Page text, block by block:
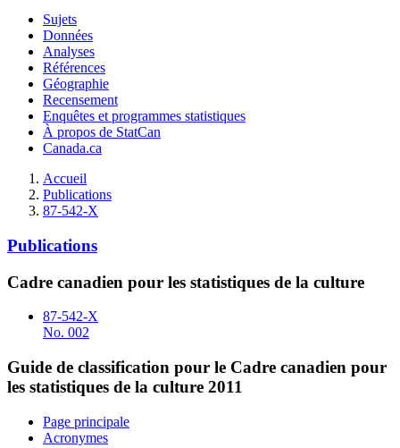
Sujets
Données
Analyses
Références
Géographie
Recensement
Enquêtes et programmes statistiques
À propos de StatCan
Canada.ca
Accueil
Publications
87-542-X
Publications
Cadre canadien pour les statistiques de la culture
87-542-X
No. 002
Guide de classification pour le Cadre canadien pour
les statistiques de la culture 2011
Page principale
Acronymes